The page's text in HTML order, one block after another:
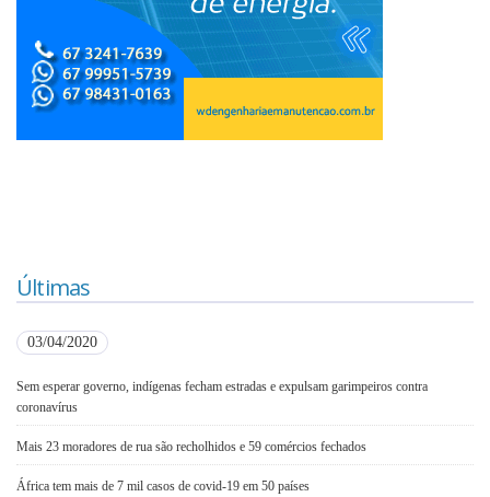
Últimas
03/04/2020
Sem esperar governo, indígenas fecham estradas e expulsam garimpeiros contra
coronavírus
Mais 23 moradores de rua são recholhidos e 59 comércios fechados
África tem mais de 7 mil casos de covid-19 em 50 países